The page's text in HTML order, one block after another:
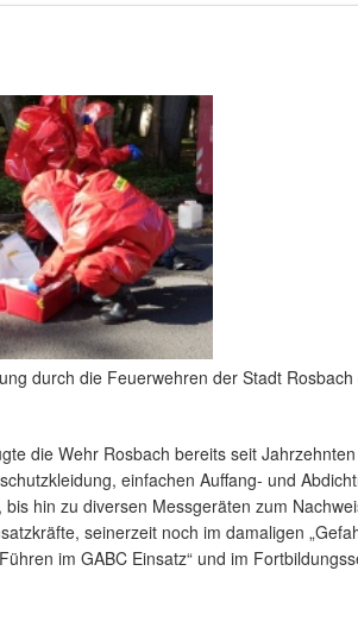
durch die Feuerwehren der Stadt
die Wehr Rosbach bereits seit
einfachen Auffang- und
hin zu diversen Messgeräten zum
seinerzeit noch im damaligen
im GABC Einsatz“ und im